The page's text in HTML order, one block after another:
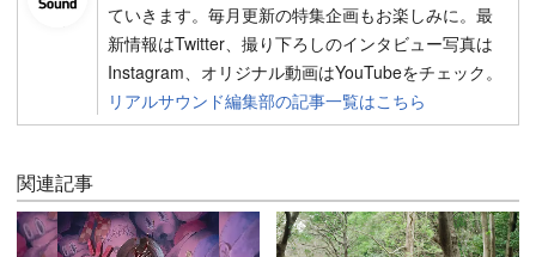
ていきます。毎月更新の特集企画もお楽しみに。最
新情報はTwitter、撮り下ろしのインタビュー写真は
Instagram、オリジナル動画はYouTubeをチェック。
リアルサウンド編集部の記事一覧はこちら
関連記事